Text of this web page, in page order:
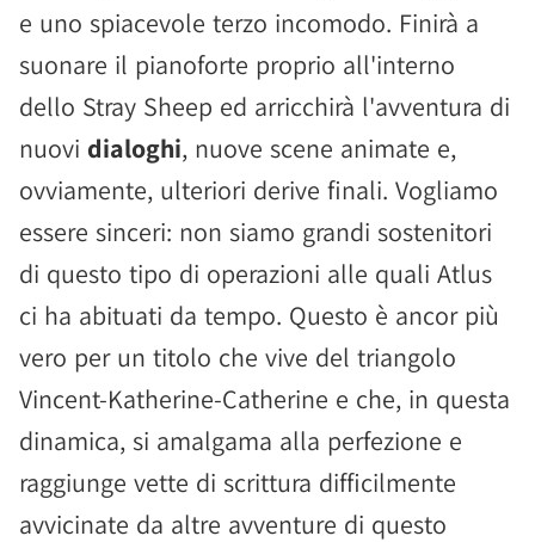
e uno spiacevole terzo incomodo. Finirà a
suonare il pianoforte proprio all'interno
dello Stray Sheep ed arricchirà l'avventura di
nuovi dialoghi, nuove scene animate e,
ovviamente, ulteriori derive finali. Vogliamo
essere sinceri: non siamo grandi sostenitori
di questo tipo di operazioni alle quali Atlus
ci ha abituati da tempo. Questo è ancor più
vero per un titolo che vive del triangolo
Vincent-Katherine-Catherine e che, in questa
dinamica, si amalgama alla perfezione e
raggiunge vette di scrittura difficilmente
avvicinate da altre avventure di questo